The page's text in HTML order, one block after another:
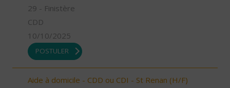
29 - Finistère
CDD
10/10/2025
POSTULER
Aide à domicile - CDD ou CDI - St Renan (H/F)